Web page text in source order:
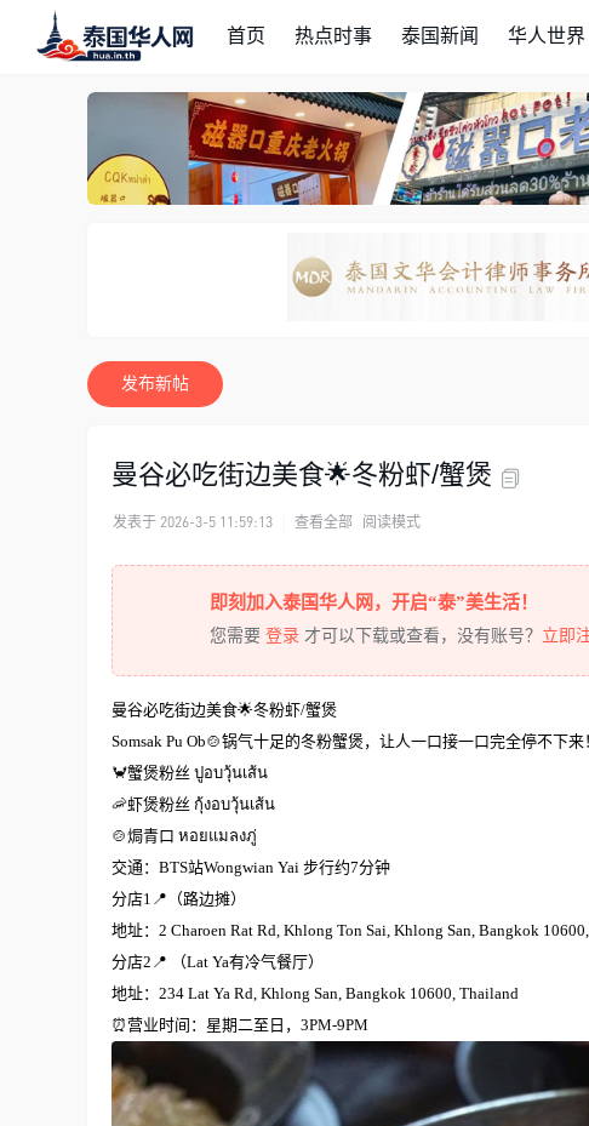
首页 热点时事 泰国新闻 华人世界
发布新帖
曼谷必吃街边美食🌟冬粉虾/蟹煲
发表于 2026-3-5 11:59:13 查看全部 阅读模式
即刻加入泰国华人网，开启“泰”美生活！
您需要 登录 才可以下载或查看，没有账号？ 立即
曼谷必吃街边美食🌟冬粉虾/蟹煲
Somsak Pu Ob🍲锅气十足的冬粉蟹煲，让人一口接一口完全停不下
🦀蟹煲粉丝 ปูอบวุ้นเส้น
🦐虾煲粉丝 กุ้งอบวุ้นเส้น
🍲焗青口 หอยแมลงภู่
交通：BTS站Wongwian Yai 步行约7分钟
分店1📍（路边摊）
地址：2 Charoen Rat Rd, Khlong Ton Sai, Khlong San, Bangkok
分店2📍 （Lat Ya有冷气餐厅）
地址：234 Lat Ya Rd, Khlong San, Bangkok 10600, Thailand
⏰营业时间：星期二至日，3PM-9PM